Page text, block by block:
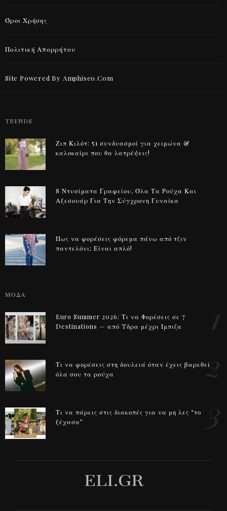
Όροι Χρήσης
Πολιτική Απορρήτου
Site Powered By Amphiseo.com
TRENDS
Ζιπ Κιλότ: 51 συνδυασμοί για χειμώνα &
καλοκαίρι που θα λατρέψεις!
8 Ντυσίματα Γραφείου, Όλα Τα Ρούχα Και
Αξεσουάρ Για Την Σύγχρονη Γυναίκα
Πως να φορέσεις φόρεμα πάνω από τζιν
παντελόνι; Είναι απλό!
ΜΟΔΑ
Euro Summer 2026: Τι να Φορέσεις σε 7
Destinations — από Ύδρα μέχρι Ίμπιζα
Τι να φορέσεις στη δουλειά όταν έχεις βαρεθεί
όλα σου τα ρούχα
2
Τι να πάρεις στις διακοπές για να μη λες “το
ξέχασα”